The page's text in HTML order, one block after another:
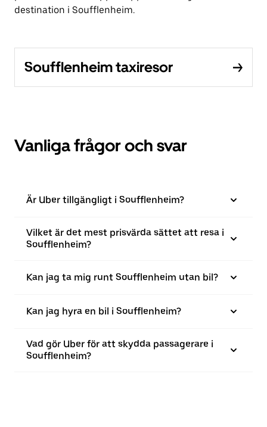
destination i Soufflenheim.
Soufflenheim taxiresor
Vanliga frågor och svar
Är Uber tillgängligt i Soufflenheim?
Vilket är det mest prisvärda sättet att resa i
Soufflenheim?
Kan jag ta mig runt Soufflenheim utan bil?
Kan jag hyra en bil i Soufflenheim?
Vad gör Uber för att skydda passagerare i
Soufflenheim?